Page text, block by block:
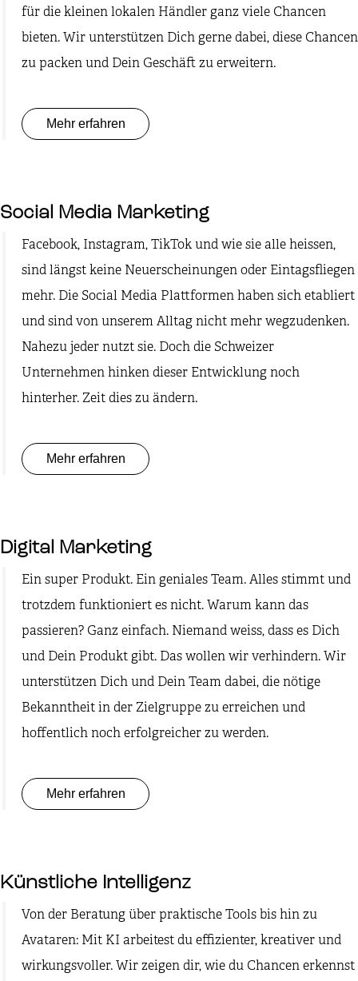
für die kleinen lokalen Händler ganz viele Chancen
bieten. Wir unterstützen Dich gerne dabei, diese Chancen
zu packen und Dein Geschäft zu erweitern.
Mehr erfahren
Social Media Marketing
Facebook, Instagram, TikTok und wie sie alle heissen,
sind längst keine Neuerscheinungen oder Eintagsfliegen
mehr. Die Social Media Plattformen haben sich etabliert
und sind von unserem Alltag nicht mehr wegzudenken.
Nahezu jeder nutzt sie. Doch die Schweizer
Unternehmen hinken dieser Entwicklung noch
hinterher. Zeit dies zu ändern.
Mehr erfahren
Digital Marketing
Ein super Produkt. Ein geniales Team. Alles stimmt und
trotzdem funktioniert es nicht. Warum kann das
passieren? Ganz einfach. Niemand weiss, dass es Dich
und Dein Produkt gibt. Das wollen wir verhindern. Wir
unterstützen Dich und Dein Team dabei, die nötige
Bekanntheit in der Zielgruppe zu erreichen und
hoffentlich noch erfolgreicher zu werden.
Mehr erfahren
Künstliche Intelligenz
Von der Beratung über praktische Tools bis hin zu
Avataren: Mit KI arbeitest du effizienter, kreativer und
wirkungsvoller. Wir zeigen dir, wie du Chancen erkennst